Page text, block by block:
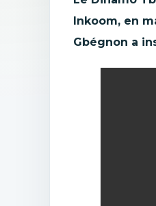
Inkoom, en
Gbégnon a